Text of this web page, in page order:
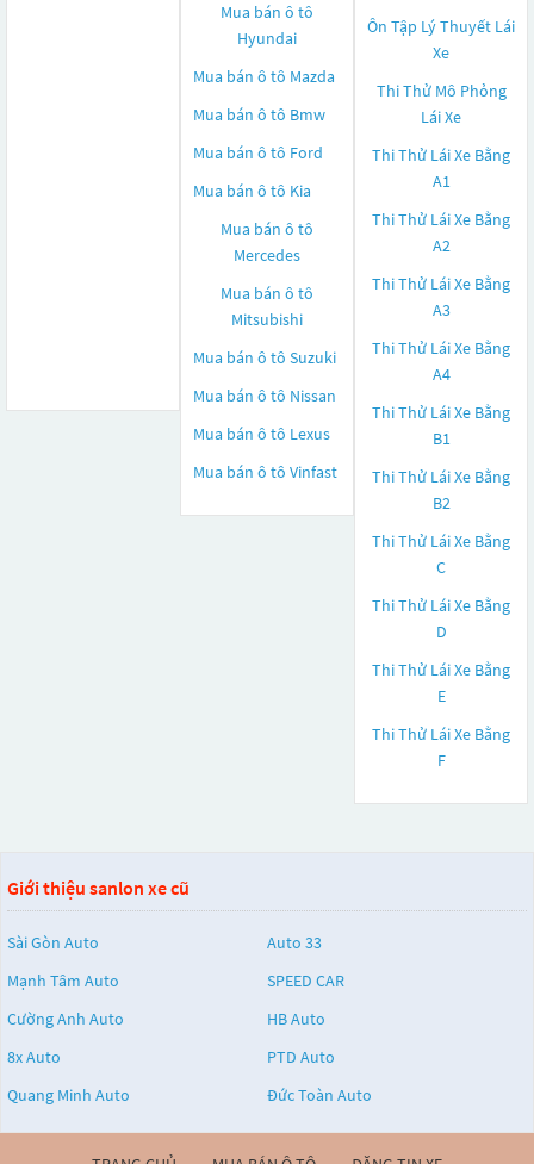
Mua bán ô tô
Hyundai
Mua bán ô tô Mazda
Mua bán ô tô Bmw
Mua bán ô tô Ford
Mua bán ô tô Kia
Mua bán ô tô
Mercedes
Mua bán ô tô
Mitsubishi
Mua bán ô tô Suzuki
Mua bán ô tô Nissan
Mua bán ô tô Lexus
Mua bán ô tô Vinfast
Ôn Tập Lý Thuyết Lái
Xe
Thi Thử Mô Phỏng
Lái Xe
Thi Thử Lái Xe Bằng
A1
Thi Thử Lái Xe Bằng
A2
Thi Thử Lái Xe Bằng
A3
Thi Thử Lái Xe Bằng
A4
Thi Thử Lái Xe Bằng
B1
Thi Thử Lái Xe Bằng
B2
Thi Thử Lái Xe Bằng
C
Thi Thử Lái Xe Bằng
D
Thi Thử Lái Xe Bằng
E
Thi Thử Lái Xe Bằng
F
Giới thiệu sanlon xe cũ
Sài Gòn Auto
Auto 33
Mạnh Tâm Auto
SPEED CAR
Cường Anh Auto
HB Auto
8x Auto
PTD Auto
Quang Minh Auto
Đức Toàn Auto